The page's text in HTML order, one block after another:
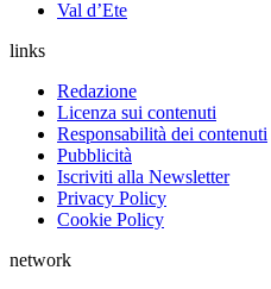
Val d’Ete
links
Redazione
Licenza sui contenuti
Responsabilità dei contenuti
Pubblicità
Iscriviti alla Newsletter
Privacy Policy
Cookie Policy
network